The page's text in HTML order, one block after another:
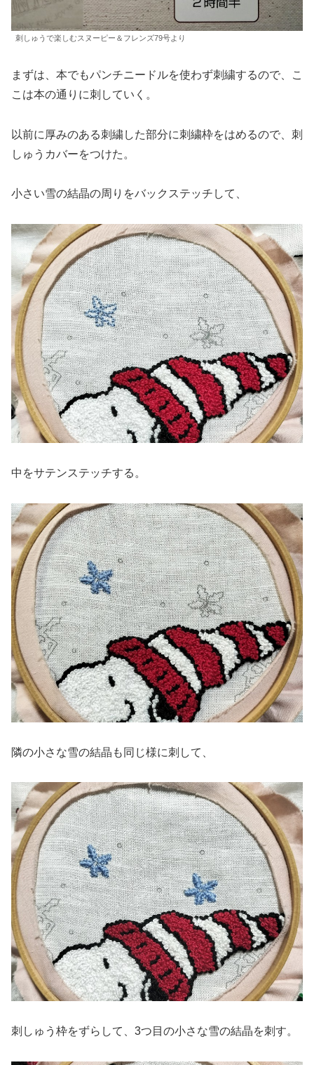
刺しゅうで楽しむスヌーピー＆フレンズ79号より
まずは、本でもパンチニードルを使わず刺繍するので、こ
こは本の通りに刺していく。
以前に厚みのある刺繍した部分に刺繍枠をはめるので、刺
しゅうカバーをつけた。
小さい雪の結晶の周りをバックステッチして、
中をサテンステッチする。
隣の小さな雪の結晶も同じ様に刺して、
刺しゅう枠をずらして、3つ目の小さな雪の結晶を刺す。